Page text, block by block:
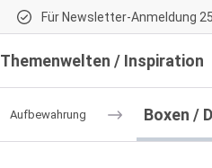
Für Newsletter-Anmeldung
Themenwelten / Inspiration
Aufbewahrung Boxen /